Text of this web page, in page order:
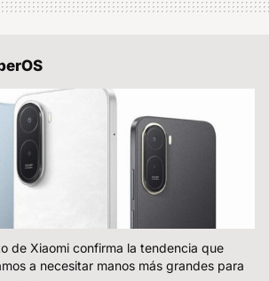
de Xiaomi confirma la tendencia que
a necesitar manos más grandes para